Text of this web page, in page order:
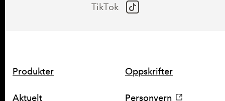
TikTok
SNARVEIER
Produkter Oppskrifter
Aktuelt Personvern